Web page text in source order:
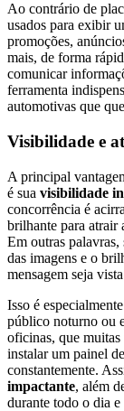
Ao contrário de
usados para exibir
promoções,
mais, de forma
comunicar
ferramenta
automotivas que
Visibilidade e
A principal
é sua visibilidade
concorrência é
brilhante para atrair
Em outras
das imagens e o
mensagem seja
Isso é
público noturno ou
oficinas, que muitas
instalar um painel
constantemente.
impactante, além
durante todo o dia e